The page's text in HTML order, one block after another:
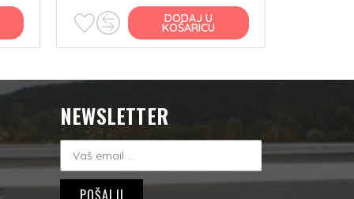
DODAJ U
KOŠARICU
NEWSLETTER
POŠALJI